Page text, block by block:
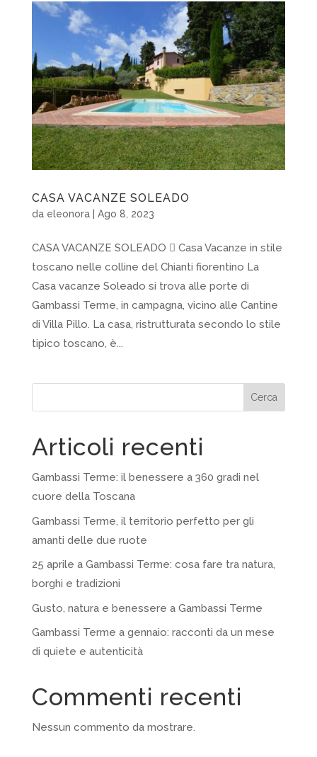
CASA VACANZE SOLEADO
da eleonora| Ago 8, 2023
CASA VACANZE SOLEADO  Casa Vacanze in stile
toscano nelle colline del Chianti fiorentino La
Casa vacanze Soleado si trova alle porte di
Gambassi Terme, in campagna, vicino alle Cantine
di Villa Pillo. La casa, ristrutturata secondo lo stile
tipico toscano, è...
Cerca
Articoli recenti
Gambassi Terme: il benessere a 360 gradi nel
cuore della Toscana
Gambassi Terme, il territorio perfetto per gli
amanti delle due ruote
25 aprile a Gambassi Terme: cosa fare tra natura,
borghi e tradizioni
Gusto, natura e benessere a Gambassi Terme
Gambassi Terme a gennaio: racconti da un mese
di quiete e autenticità
Commenti recenti
Nessun commento da mostrare.